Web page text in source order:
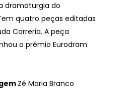
dramaturgia do
quatro peças editadas
Correria. A peça
o prémio Eurodram
Zé Maria Branco